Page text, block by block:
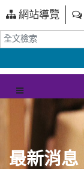
網站導覽
選單
最新消息